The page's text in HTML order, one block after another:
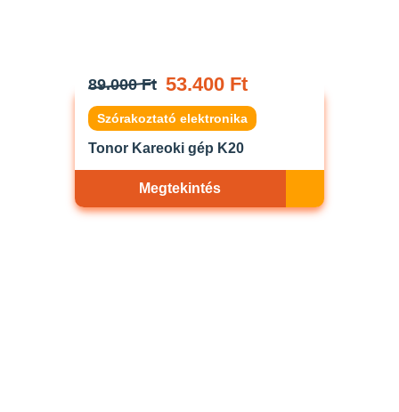
89.000 Ft 53.400 Ft
Szórakoztató elektronika
Tonor Kareoki gép K20
Megtekintés